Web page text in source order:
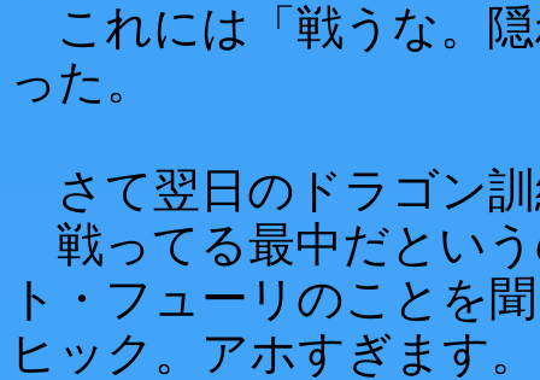
これには「戦うな。
った。
さて翌日のドラゴン
戦ってる最中だとい
ト・フューリのことを
ヒック。アホすぎます。